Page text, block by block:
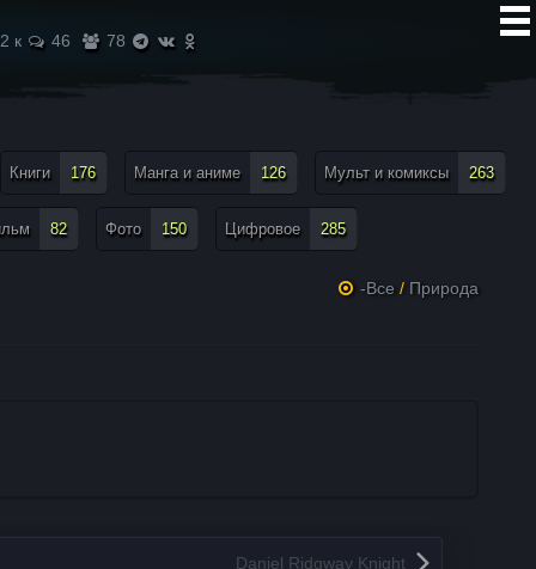
2 к 46 78
Книги 176 Манга и аниме 126 Мульт и комиксы 263
82 Фото 150 Цифровое 285
-Все / Природа
Daniel Ridgway Knight